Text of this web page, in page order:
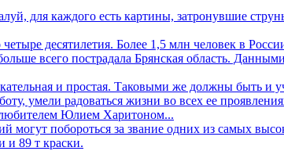
для каждого есть картины, затронувшие
десятилетия. Более 1,5 млн человек в
всего пострадала Брянская область.
и простая. Таковыми же должны быть и
умели радоваться жизни во всех ее
Юлием Харитоном...
побороться за звание одних из самых
и 89 т краски.